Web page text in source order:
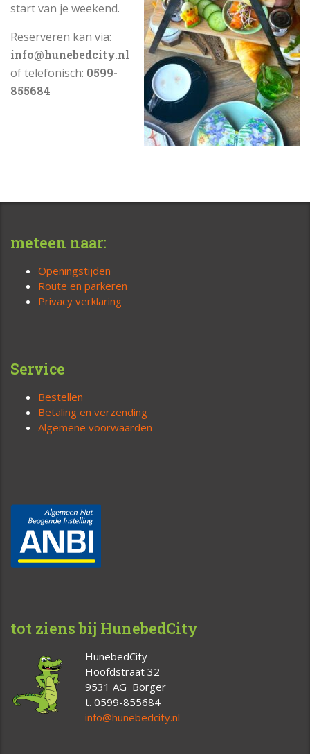
start van je weekend.
Reserveren kan via:
info@hunebedcity.nl
of telefonisch: 0599-
855684
meteen naar:
Openingstijden
Route en parkeren
Privacy verklaring
Service
Bestellen
Betaling en verzending
Algemene voorwaarden
tot ziens bij HunebedCity
HunebedCity
Hoofdstraat 32
9531 AG Borger
t. 0599-855684
info@hunebedcity.nl